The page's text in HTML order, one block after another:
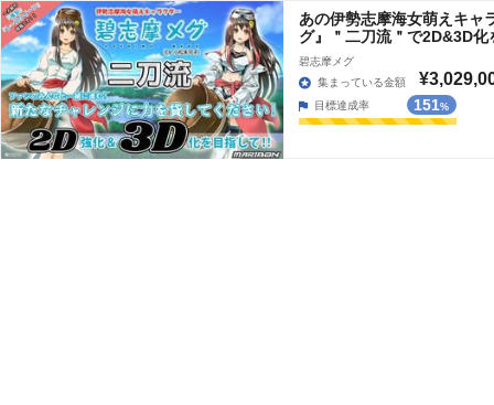
あの伊勢志摩海女萌えキャ
グ』＂二刀流＂で2D&3D化
碧志摩メグ
集まっている金額
目標達成率 151%